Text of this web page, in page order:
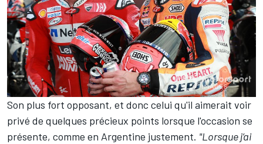
Son plus fort opposant, et donc celui qu'il aimerait voir
privé de quelques précieux points lorsque l'occasion se
présente, comme en Argentine justement. "Lorsque j’ai